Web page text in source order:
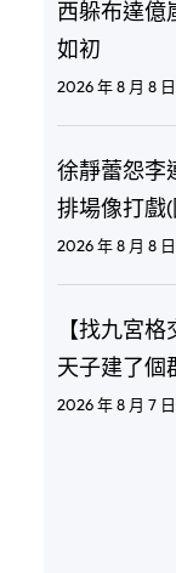
西躲布達億
如初
2026 年 8 月 8 日
徐靜蕾怨李
排場像打戲
2026 年 8 月 8 日
【找九宮
天子建了個
2026 年 8 月 7 日